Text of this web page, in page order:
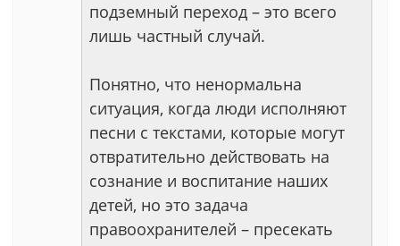
подземный переход – это всего
лишь частный случай.
Понятно, что ненормальна
ситуация, когда люди исполняют
песни с текстами, которые могут
отвратительно действовать на
сознание и воспитание наших
детей, но это задача
правоохранителей – пресекать